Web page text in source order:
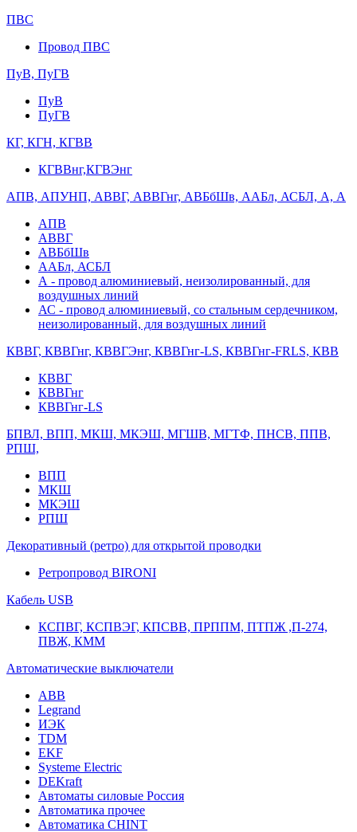
ПВС
Провод ПВС
ПуВ, ПуГВ
ПуВ
ПуГВ
КГ, КГН, КГВВ
КГВВнг,КГВЭнг
АПВ, АПУНП, АВВГ, АВВГнг, АВБбШв, ААБл, АСБЛ, А, А
АПВ
АВВГ
АВБбШв
ААБл, АСБЛ
А - провод алюминиевый, неизолированный, для
воздушных линий
АС - провод алюминиевый, со стальным сердечником,
неизолированный, для воздушных линий
КВВГ, КВВГнг, КВВГЭнг, КВВГнг-LS, КВВГнг-FRLS, КВВ
КВВГ
КВВГнг
КВВГнг-LS
БПВЛ, ВПП, МКШ, МКЭШ, МГШВ, МГТФ, ПНСВ, ППВ,
РПШ,
ВПП
МКШ
МКЭШ
РПШ
Декоративный (ретро) для открытой проводки
Ретропровод BIRONI
Кабель USB
КСПВГ, КСПВЭГ, КПСВВ, ПРППМ, ПТПЖ ,П-274,
ПВЖ, КММ
Автоматические выключатели
ABB
Legrand
ИЭК
TDM
EKF
Systeme Electric
DEKraft
Автоматы силовые Россия
Автоматика прочее
Автоматика CHINT